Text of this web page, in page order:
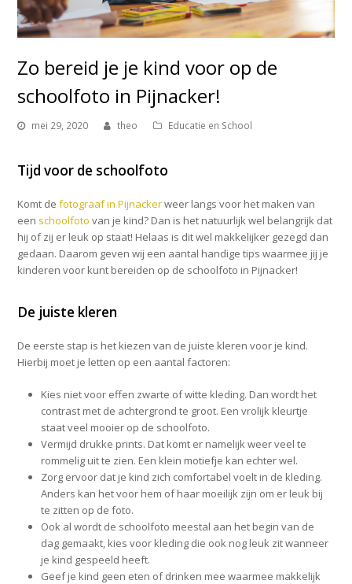
Zo bereid je je kind voor op de
schoolfoto in Pijnacker!
mei 29, 2020 theo Educatie en School
Tijd voor de schoolfoto
Komt defotograaf in Pijnackerweer langs voor het maken van
een schoolfoto van je kind? Dan is het natuurlijk wel belangrijk dat
hij of zij er leuk op staat! Helaas is dit wel makkelijker gezegd dan
gedaan. Daarom geven wij een aantal handige tips waarmee jij je
kinderen voor kunt bereiden op de schoolfoto in Pijnacker!
De juiste kleren
De eerste stap is het kiezen van de juiste kleren voor je kind.
Hierbij moet je letten op een aantal factoren:
Kies niet voor effen zwarte of witte kleding. Dan wordt het
contrast met de achtergrond te groot. Een vrolijk kleurtje
staat veel mooier op de schoolfoto.
Vermijd drukke prints. Dat komt er namelijk weer veel te
rommelig uit te zien. Een klein motiefje kan echter wel.
Zorg ervoor dat je kind zich comfortabel voelt in de kleding.
Anders kan het voor hem of haar moeilijk zijn om er leuk bij
te zitten op de foto.
Ook al wordt de schoolfoto meestal aan het begin van de
dag gemaakt, kies voor kleding die ook nog leuk zit wanneer
je kind gespeeld heeft.
Geef je kind geen eten of drinken mee waarmee makkelijk